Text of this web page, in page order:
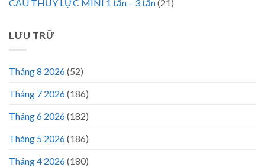
CẨU THỦY LỰC MINI 1 tấn – 3 tấn(21)
LƯU TRỮ
Tháng 8 2026(52)
Tháng 7 2026(186)
Tháng 6 2026(182)
Tháng 5 2026(186)
Tháng 4 2026(180)